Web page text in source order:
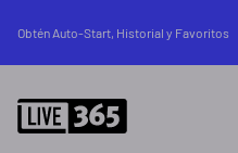
Obtén Auto-Start, Historial y Favoritos